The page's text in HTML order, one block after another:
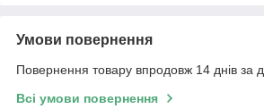
Умови повернення
Повернення товару впродовж 14 днів за
Всі умови повернення